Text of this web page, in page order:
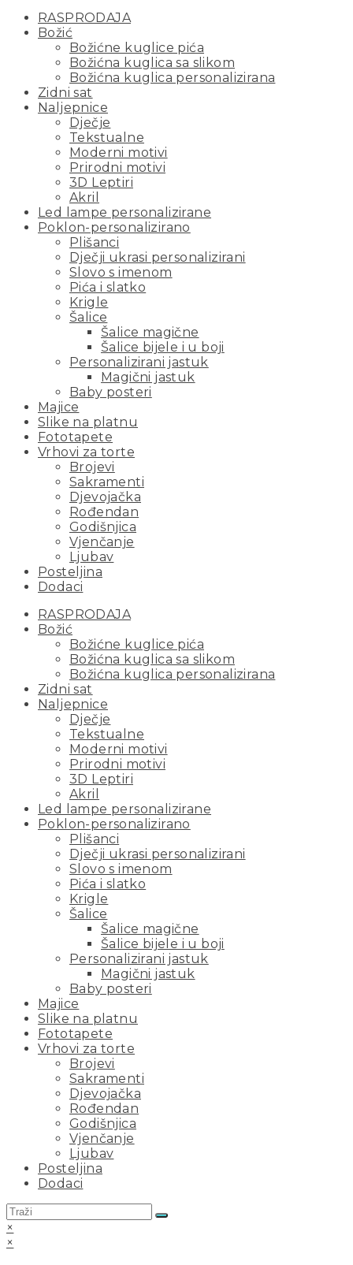
RASPRODAJA
Božić
Božićne kuglice pića
Božićna kuglica sa slikom
Božićna kuglica personalizirana
Zidni sat
Naljepnice
Dječje
Tekstualne
Moderni motivi
Prirodni motivi
3D Leptiri
Akril
Led lampe personalizirane
Poklon-personalizirano
Plišanci
Dječji ukrasi personalizirani
Slovo s imenom
Pića i slatko
Krigle
Šalice
Šalice magične
Šalice bijele i u boji
Personalizirani jastuk
Magični jastuk
Baby posteri
Majice
Slike na platnu
Fototapete
Vrhovi za torte
Brojevi
Sakramenti
Djevojačka
Rođendan
Godišnjica
Vjenčanje
Ljubav
Posteljina
Dodaci
RASPRODAJA
Božić
Božićne kuglice pića
Božićna kuglica sa slikom
Božićna kuglica personalizirana
Zidni sat
Naljepnice
Dječje
Tekstualne
Moderni motivi
Prirodni motivi
3D Leptiri
Akril
Led lampe personalizirane
Poklon-personalizirano
Plišanci
Dječji ukrasi personalizirani
Slovo s imenom
Pića i slatko
Krigle
Šalice
Šalice magične
Šalice bijele i u boji
Personalizirani jastuk
Magični jastuk
Baby posteri
Majice
Slike na platnu
Fototapete
Vrhovi za torte
Brojevi
Sakramenti
Djevojačka
Rođendan
Godišnjica
Vjenčanje
Ljubav
Posteljina
Dodaci
×
×